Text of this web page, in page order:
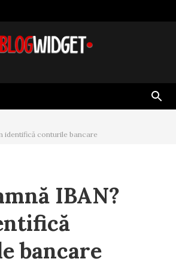
identifică conturile bancare
IBAN?
bancare